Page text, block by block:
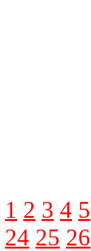
1 2 3 4 5
24 25 26